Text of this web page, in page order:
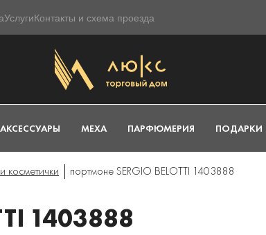
УслугиКонтакты и схема проезда
АКСЕССУАРЫ МЕХА ПАРФЮМЕРИЯ ПОДАРКИ
косметички портмоне SERGIO BELOTTI 1403888
1403888